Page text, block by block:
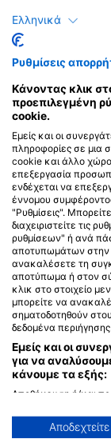
Κέντρα
αυτό το
Manta Diving
Rua Baden Powell,
Canico de Baixo,
ΠΟΡΤΟΓΑΛΙΑ
ΚΟΝΤΙΝΕΣ
Ελληνικά
Ρυθμίσεις
Κάνοντας κλικ
προεπιλεγμένη
cookie.
Εμείς και οι
πληροφορίες σε μια
cookie και άλλο
επεξεργασία
ενδέχεται να
έννομου
"Ρυθμίσεις".
διαχειριστείτε τις
ρυθμίσεων" ή ανά
αποτυπωμάτων στην
ανακαλέσετε τη
αποτύπωμα ή στον
κλικ στο στοιχείο
μπορείτε να
σηματοδοτηθούν
δεδομένα περιήγησης.
Εμείς και οι
για να
κάνουμε τα εξής:
Αποθήκευση ή/και
προφίλ για
εξατομικευμένων